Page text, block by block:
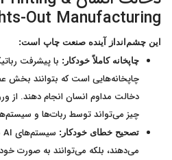
Out Manufacturing
این چشم‌انداز آینده صنعت چاپ است:
چاپخانه کاملاً خودکار:
چاپخانه‌هایی است که بتوانند بخش
دخالت مداوم انسان انجام دهند. از
چیز می‌تواند توسط ربات‌ها و
تصحیح خطای خودکار:
می‌دهند، بلکه می‌توانند به صورت